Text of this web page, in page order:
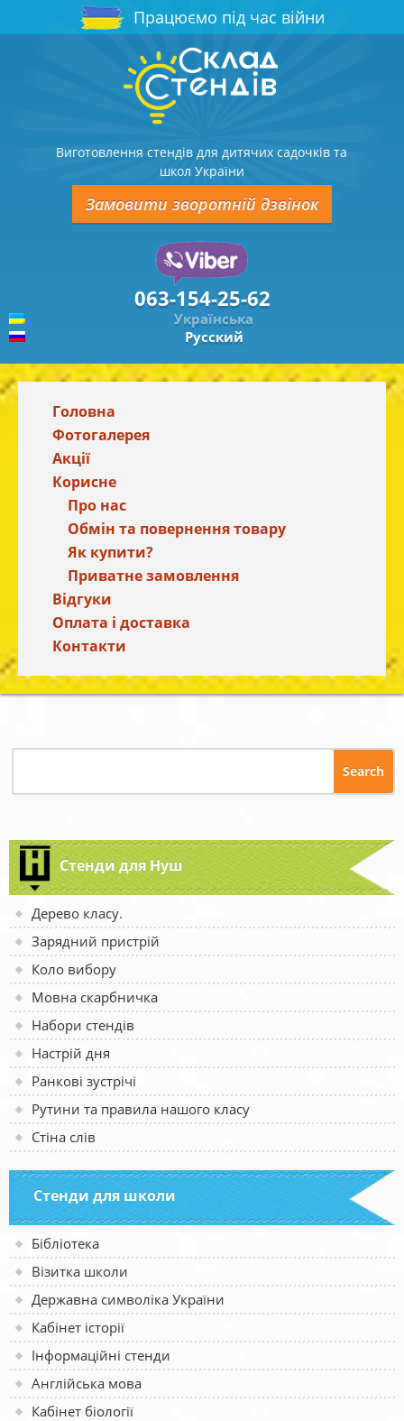
Працюємо під час війни
Виготовлення стендів для дитячих садочків та
школ України
Замовити зворотній дзвінок
063-154-25-62
Українська
Русский
Головна
Фотогалерея
Акції
Корисне
Про нас
Обмін та повернення товару
Як купити?
Приватне замовлення
Відгуки
Оплата і доставка
Контакти
Стенди для Нуш
Дерево класу.
Зарядний пристрій
Коло вибору
Мовна скарбничка
Набори стендів
Настрій дня
Ранкові зустрічі
Рутини та правила нашого класу
Стіна слів
Стенди для школи
Бібліотека
Візитка школи
Державна символіка України
Кабінет історії
Інформаційні стенди
Англійська мова
Кабінет біології